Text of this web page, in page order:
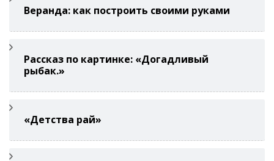
Веранда: как построить своими руками
Рассказ по картинке: «Догадливый
рыбак.»
«Детства рай»